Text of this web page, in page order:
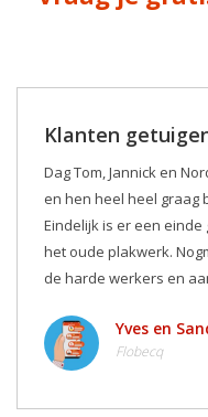
Klanten
Dag Tom, Jannick en
en hen heel heel graag
Eindelijk is er een
het oude plakwerk.
de harde werkers en
Yves en
Flobecq